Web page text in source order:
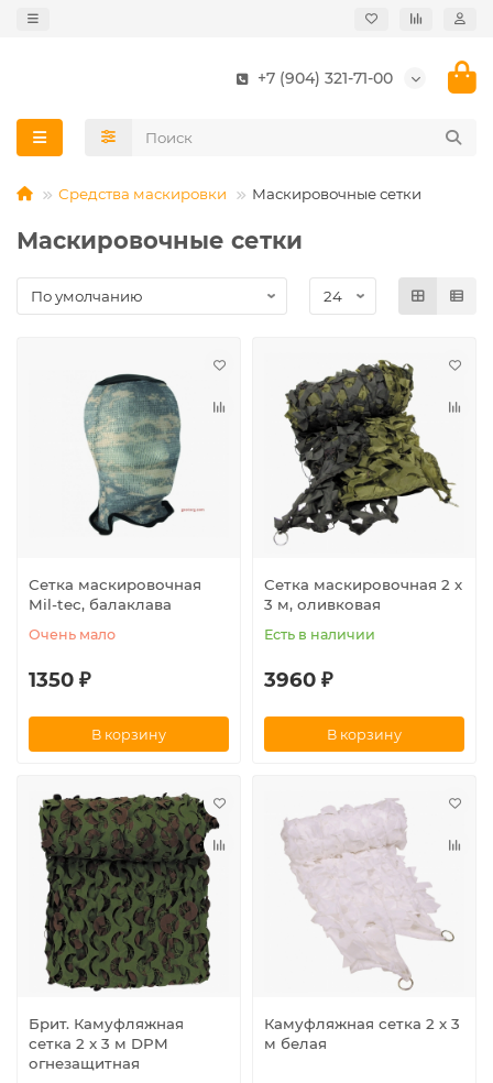
+7 (904) 321-71-00
Средства маскировки Маскировочные сетки
Маскировочные сетки
Сетка маскировочная
Mil-tec, балаклава
Очень мало
1350 ₽
В корзину
Сетка маскировочная 2 х
3 м, оливковая
Есть в наличии
3960 ₽
В корзину
Брит. Камуфляжная
сетка 2 x 3 м DPM
огнезащитная
Камуфляжная сетка 2 х 3
м белая